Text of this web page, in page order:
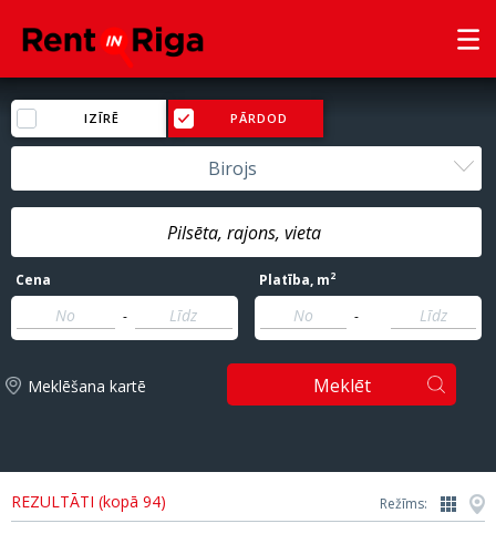
IZĪRĒ PĀRDOD
Birojs
Cena
-
Platība, m2
-
Meklēšana kartē Meklēt
REZULTĀTI (kopā 94) Režīms: